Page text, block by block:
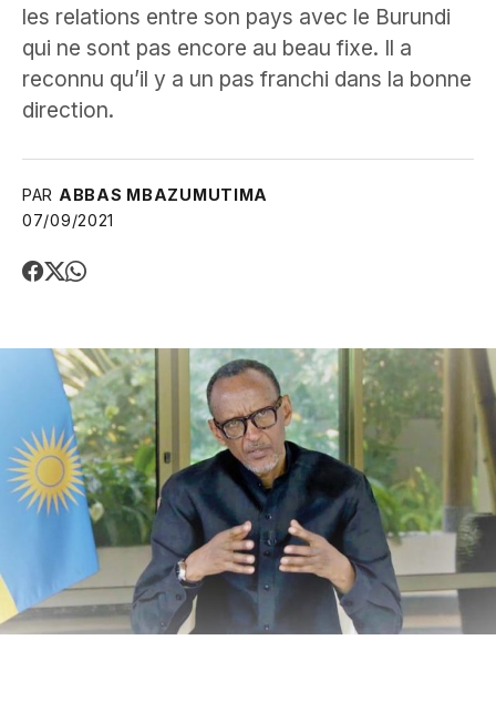
les relations entre son pays avec le Burundi
qui ne sont pas encore au beau fixe. Il a
reconnu qu’il y a un pas franchi dans la bonne
direction.
PAR ABBAS MBAZUMUTIMA
07/09/2021